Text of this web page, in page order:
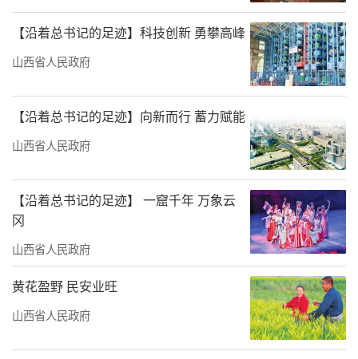
【沿着总书记的足迹】科技创新 勇攀高峰
山西省人民政府
【沿着总书记的足迹】向新而行 蓄力赋能
山西省人民政府
【沿着总书记的足迹】 一窟千年 万象云
冈
山西省人民政府
黄花盈野 民安业旺
山西省人民政府